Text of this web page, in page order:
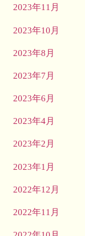
2023年11月
2023年10月
2023年8月
2023年7月
2023年6月
2023年4月
2023年2月
2023年1月
2022年12月
2022年11月